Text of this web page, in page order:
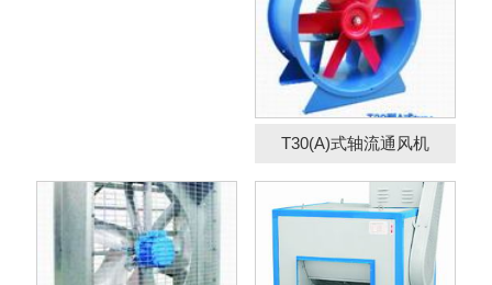
T30(A)式轴流通风机
DT系列柜式低噪音
离心风机